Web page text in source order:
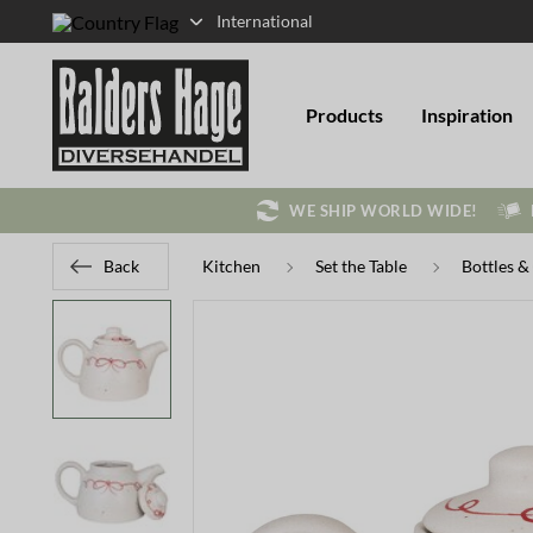
International
Products Inspiration
WE SHIP WORLD WIDE!
Back Kitchen Set the Table Bottles &